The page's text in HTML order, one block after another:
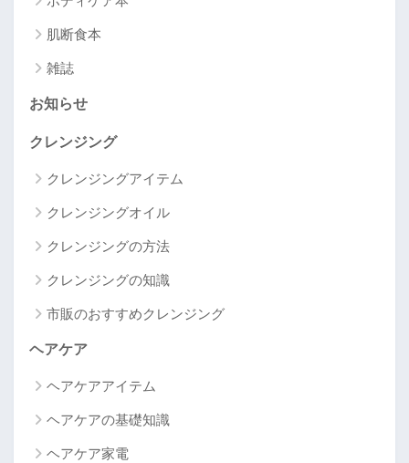
肌断食本
雑誌
お知らせ
クレンジング
クレンジングアイテム
クレンジングオイル
クレンジングの方法
クレンジングの知識
市販のおすすめクレンジング
ヘアケア
ヘアケアアイテム
ヘアケアの基礎知識
ヘアケア家電